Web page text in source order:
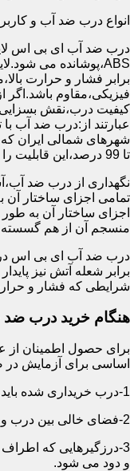
انواع درب ضد آب و
درب ضد آب ای بی اس
کیفیت درب،نقش بسزایی
عبارتند از:درب ضد آب
تا 99 درصد،این قابلیت را دارند که از انتقال بخار آب به محیط،جلوگیری کنند.
نگهداری از درب ضد
تمامی اجزای ساختار آن
اجزای ساختار آن به طور
منسجم آن از هم
درب ضد آب ای بی اس در
برابر شعله آتش نیز
شرایطی که فشار و
هنگام خرید درب ضد
اساسی برای آزمایش در
1-درب خریداری شده باید دارای گواهینامه فنی و تائیدیه اصالت کالا از سازمان آتش نشانی باشد.
2-فضای خالی بین درب و چهارچوب در حالی که درب بسته است،باید 4 میلیمتر از قسمت بالا و اطراف باشد.این فاصله در پایین درب می تواند تا 8 میلیمتر باشد.به عبارتی نور نباید از پایین درب درز نماید.
3-درزگیرهایی که
و دود می شود.